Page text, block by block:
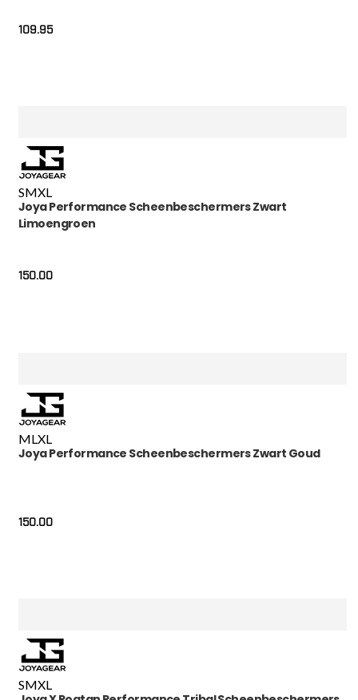
109.95
SMXL
Joya Performance Scheenbeschermers Zwart
Limoengroen
150.00
ML XL
Joya Performance Scheenbeschermers Zwart Goud
150.00
SMXL